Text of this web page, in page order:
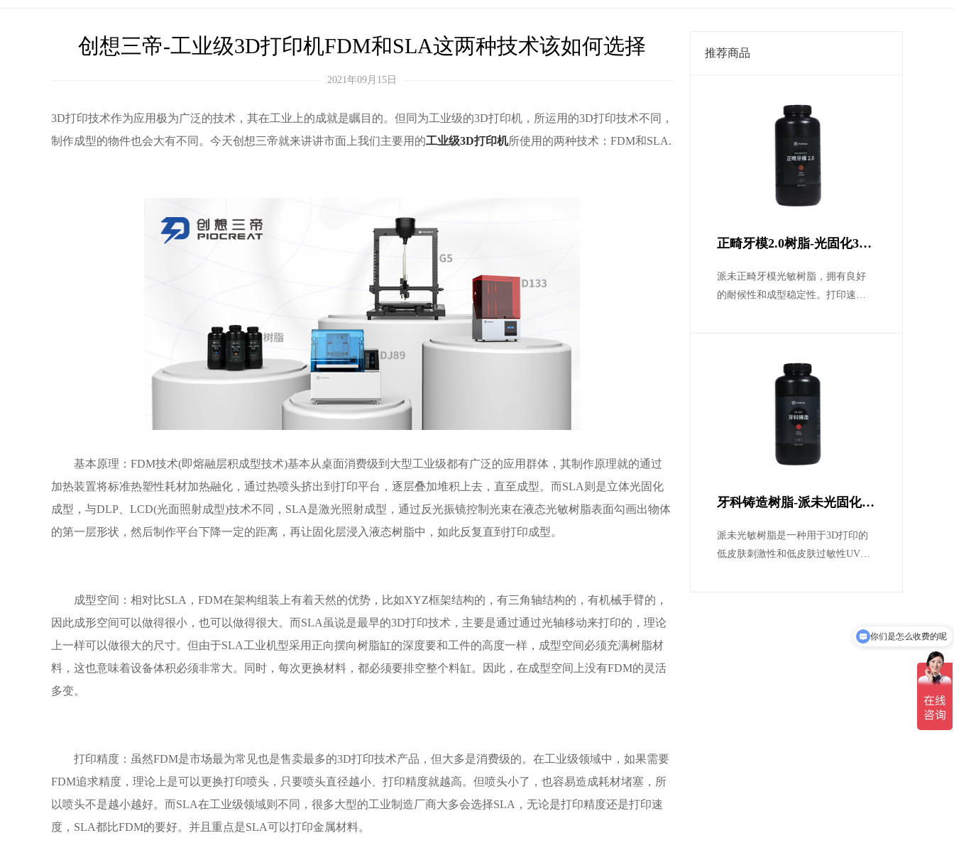
创想三帝-工业级3D打印机FDM和SLA这两种技术该如何选择
2021年09月15日
3D打印技术作为应用极为广泛的技术，其在工业上的成就是瞩目的。但同为工业级的3D打印机，所运用的3D打印技术不同，
制作成型的物件也会大有不同。今天创想三帝就来讲讲市面上我们主要用的工业级3D打印机所使用的两种技术：FDM和SLA.
基本原理：FDM技术(即熔融层积成型技术)基本从桌面消费级到大型工业级都有广泛的应用群体，其制作原理就的通过
加热装置将标准热塑性耗材加热融化，通过热喷头挤出到打印平台，逐层叠加堆积上去，直至成型。而SLA则是立体光固化
成型，与DLP、LCD(光面照射成型)技术不同，SLA是激光照射成型，通过反光振镜控制光束在液态光敏树脂表面勾画出物体
的第一层形状，然后制作平台下降一定的距离，再让固化层浸入液态树脂中，如此反复直到打印成型。
成型空间：相对比SLA，FDM在架构组装上有着天然的优势，比如XYZ框架结构的，有三角轴结构的，有机械手臂的，
因此成形空间可以做得很小，也可以做得很大。而SLA虽说是最早的3D打印技术，主要是通过通过光轴移动来打印的，理论
上一样可以做很大的尺寸。但由于SLA工业机型采用正向摆向树脂缸的深度要和工件的高度一样，成型空间必须充满树脂材
料，这也意味着设备体积必须非常大。同时，每次更换材料，都必须要排空整个料缸。因此，在成型空间上没有FDM的灵活
多变。
打印精度：虽然FDM是市场最为常见也是售卖最多的3D打印技术产品，但大多是消费级的。在工业级领域中，如果需要
FDM追求精度，理论上是可以更换打印喷头，只要喷头直径越小、打印精度就越高。但喷头小了，也容易造成耗材堵塞，所
以喷头不是越小越好。而SLA在工业级领域则不同，很多大型的工业制造厂商大多会选择SLA，无论是打印精度还是打印速
度，SLA都比FDM的要好。并且重点是SLA可以打印金属材料。
推荐商品
正畸牙模2.0树脂-光固化3D
打印树脂耗材
派未正畸牙模光敏树脂，拥有良好
的耐候性和成型稳定性。打印速度
牙科铸造树脂-派未光固化
派未光敏树脂是一种用于3D打印的
低皮肤刺激性和低皮肤过敏性UV固
你们是怎么收费的呢